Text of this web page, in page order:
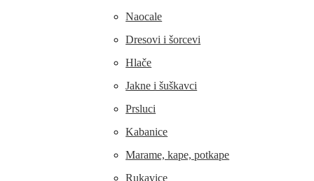
Naocale
Dresovi i šorcevi
Hlače
Jakne i šuškavci
Prsluci
Kabanice
Marame, kape, potkape
Rukavice